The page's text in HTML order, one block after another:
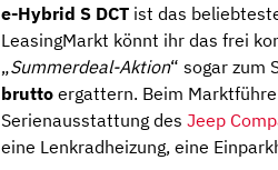
e-Hybrid S DCT ist das
LeasingMarkt könnt ihr das frei
„Summerdeal-Aktion“ sogar zum
brutto ergattern. Beim
Serienausstattung des Jeep
eine Lenkradheizung, eine